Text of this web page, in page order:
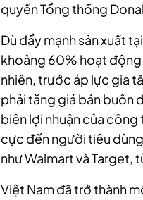
quyền Tổng thống
Dù đẩy mạnh sản xuất
khoảng 60% hoạt động
nhiên, trước áp lực gia
phải tăng giá bán buôn
biên lợi nhuận của
cực đến người tiêu
như Walmart và Target,
Việt Nam đã trở thành